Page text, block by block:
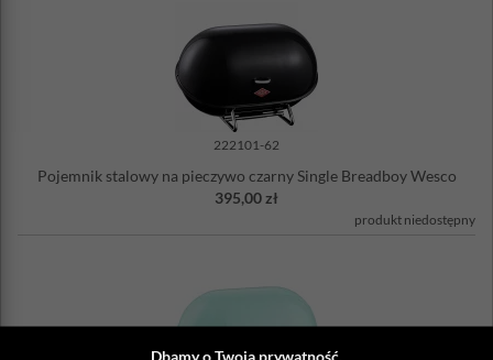
Dbamy o Twoją prywatność.
222101-62
Pojemnik stalowy na pieczywo czarny Single Breadboy Wesco
395,00 zł
produkt niedostępny